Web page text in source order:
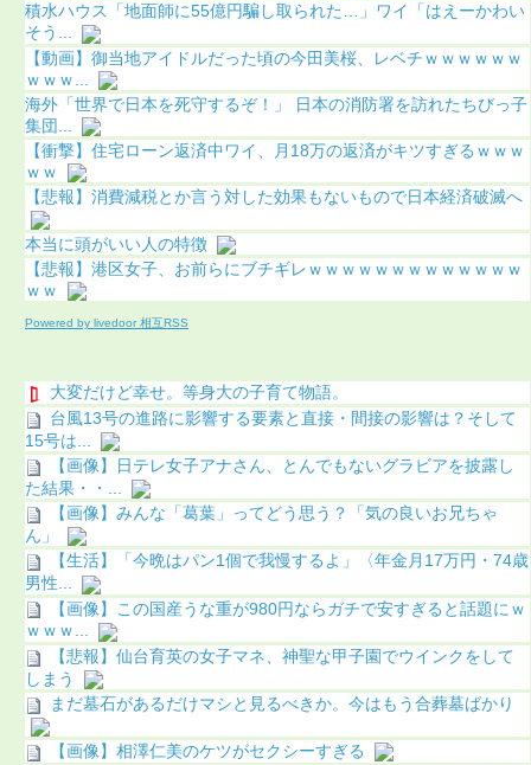
積水ハウス「地面師に55億円騙し取られた…」ワイ「はえーかわい
そう...
【動画】御当地アイドルだった頃の今田美桜、レベチｗｗｗｗｗｗ
ｗｗｗ...
海外「世界で日本を死守するぞ！」 日本の消防署を訪れたちびっ子
集団...
【衝撃】住宅ローン返済中ワイ、月18万の返済がキツすぎるｗｗｗ
ｗｗ
【悲報】消費減税とか言う対した効果もないもので日本経済破滅へ
本当に頭がいい人の特徴
【悲報】港区女子、お前らにブチギレｗｗｗｗｗｗｗｗｗｗｗｗｗ
ｗｗ
Powered by livedoor 相互RSS
大変だけど幸せ。等身大の子育て物語。
台風13号の進路に影響する要素と直接・間接の影響は？そして
15号は...
【画像】日テレ女子アナさん、とんでもないグラビアを披露し
た結果・・...
【画像】みんな「葛葉」ってどう思う？「気の良いお兄ちゃ
ん」
【生活】「今晩はパン1個で我慢するよ」〈年金月17万円・74歳
男性...
【画像】この国産うな重が980円ならガチで安すぎると話題にｗ
ｗｗｗ...
【悲報】仙台育英の女子マネ、神聖な甲子園でウインクをして
しまう
まだ墓石があるだけマシと見るべきか。今はもう合葬墓ばかり
【画像】相澤仁美のケツがセクシーすぎる